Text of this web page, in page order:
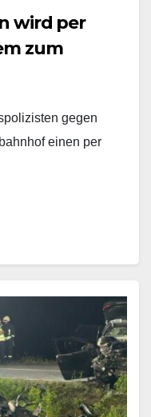
wird per
zum
gegen
einen per